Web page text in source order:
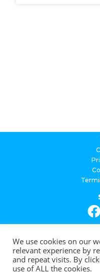
Per un tour
scrivici
We use cookies on our
relevant experience by
and repeat visits. By
use of ALL the cookies.